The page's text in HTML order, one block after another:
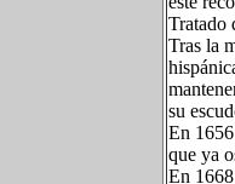
Tratado
Tras la
su
En
que ya
En